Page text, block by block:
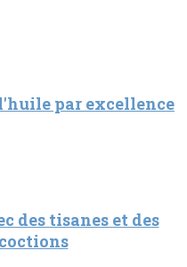
par excellence
des tisanes et des